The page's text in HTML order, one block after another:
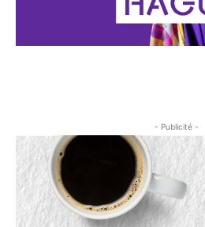
- Publicité -